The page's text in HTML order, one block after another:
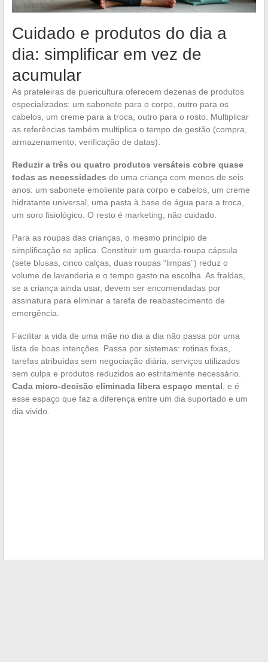
Cuidado e produtos do dia a
dia: simplificar em vez de
acumular
As prateleiras de puericultura oferecem dezenas de produtos
especializados: um sabonete para o corpo, outro para os
cabelos, um creme para a troca, outro para o rosto. Multiplicar
as referências também multiplica o tempo de gestão (compra,
armazenamento, verificação de datas).
Reduzir a três ou quatro produtos versáteis cobre quase
todas as necessidades de uma criança com menos de seis
anos: um sabonete emoliente para corpo e cabelos, um creme
hidratante universal, uma pasta à base de água para a troca,
um soro fisiológico. O resto é marketing, não cuidado.
Para as roupas das crianças, o mesmo princípio de
simplificação se aplica. Constituir um guarda-roupa cápsula
(sete blusas, cinco calças, duas roupas “limpas”) reduz o
volume de lavanderia e o tempo gasto na escolha. As fraldas,
se a criança ainda usar, devem ser encomendadas por
assinatura para eliminar a tarefa de reabastecimento de
emergência.
Facilitar a vida de uma mãe no dia a dia não passa por uma
lista de boas intenções. Passa por sistemas: rotinas fixas,
tarefas atribuídas sem negociação diária, serviços utilizados
sem culpa e produtos reduzidos ao estritamente necessário.
Cada micro-decisão eliminada libera espaço mental, e é
esse espaço que faz a diferença entre um dia suportado e um
dia vivido.